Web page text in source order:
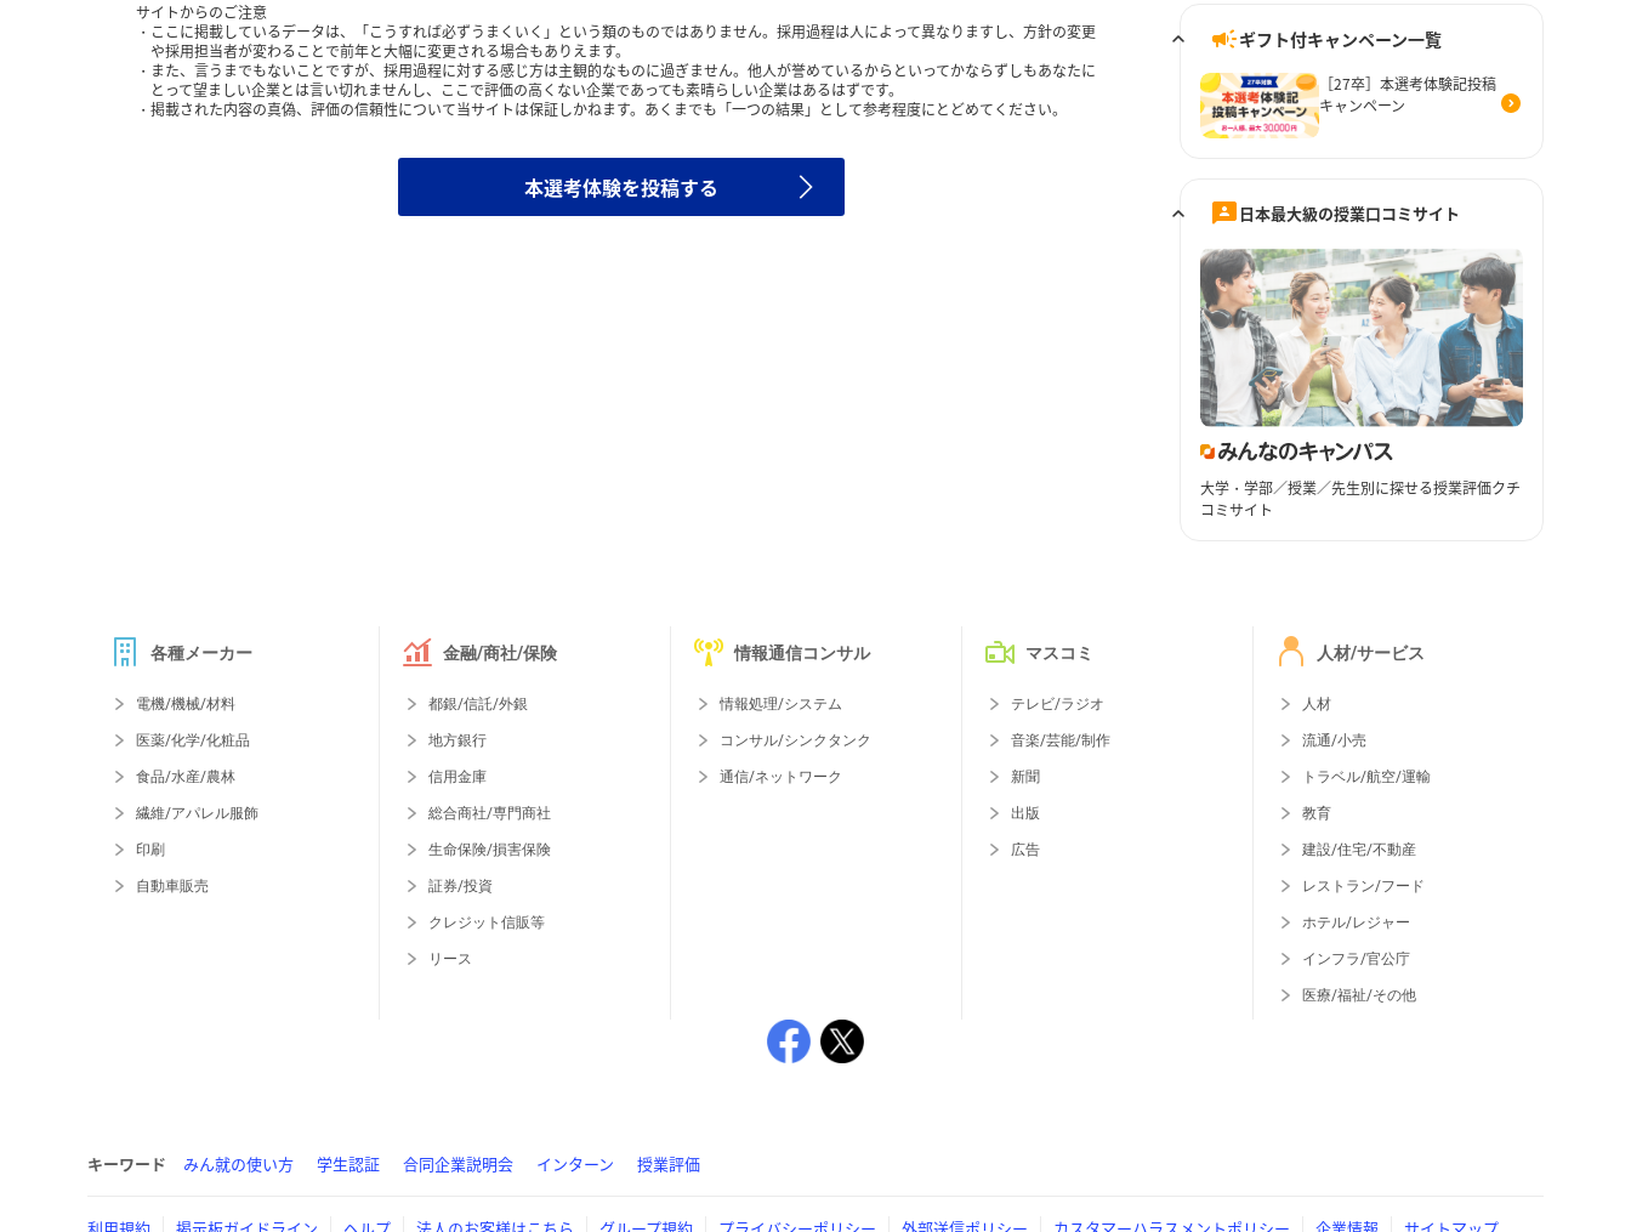
サイトからのご注意
ここに掲載しているデータは、「こうすれば必ずうまくいく」という類のものではありません。採用過程は人によって異なりますし、方針の変更
や採用担当者が変わることで前年と大幅に変更される場合もありえます。
また、言うまでもないことですが、採用過程に対する感じ方は主観的なものに過ぎません。他人が誉めているからといってかならずしもあなたに
とって望ましい企業とは言い切れませんし、ここで評価の高くない企業であっても素晴らしい企業はあるはずです。
掲載された内容の真偽、評価の信頼性について当サイトは保証しかねます。あくまでも「一つの結果」として参考程度にとどめてください。
本選考体験を投稿する
ギフト付キャンペーン一覧
［27卒］本選考体験記投稿
キャンペーン
日本最大級の授業口コミサイト
大学・学部／授業／先生別に探せる授業評価クチ
コミサイト
各種メーカー
電機/機械/材料
医薬/化学/化粧品
食品/水産/農林
繊維/アパレル服飾
印刷
自動車販売
金融/商社/保険
都銀/信託/外銀
地方銀行
信用金庫
総合商社/専門商社
生命保険/損害保険
証券/投資
クレジット信販等
リース
情報通信コンサル
情報処理/システム
コンサル/シンクタンク
通信/ネットワーク
マスコミ
テレビ/ラジオ
音楽/芸能/制作
新聞
出版
広告
人材/サービス
人材
流通/小売
トラベル/航空/運輸
教育
建設/住宅/不動産
レストラン/フード
ホテル/レジャー
インフラ/官公庁
医療/福祉/その他
キーワード みん就の使い方 学生認証 合同企業説明会 インターン 授業評価